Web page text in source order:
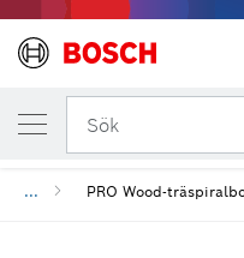
Sök
... PRO Wood-
DIN UTVALDA VARIANT
PRO Wood-